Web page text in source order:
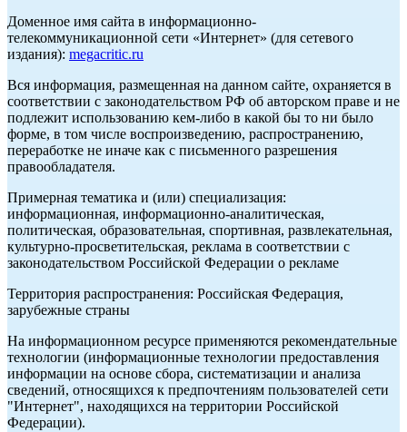
Доменное имя сайта в информационно-
телекоммуникационной сети «Интернет» (для сетевого
издания): megacritic.ru
Вся информация, размещенная на данном сайте, охраняется в
соответствии с законодательством РФ об авторском праве и не
подлежит использованию кем-либо в какой бы то ни было
форме, в том числе воспроизведению, распространению,
переработке не иначе как с письменного разрешения
правообладателя.
Примерная тематика и (или) специализация:
информационная, информационно-аналитическая,
политическая, образовательная, спортивная, развлекательная,
культурно-просветительская, реклама в соответствии с
законодательством Российской Федерации о рекламе
Территория распространения: Российская Федерация,
зарубежные страны
На информационном ресурсе применяются рекомендательные
технологии (информационные технологии предоставления
информации на основе сбора, систематизации и анализа
сведений, относящихся к предпочтениям пользователей сети
"Интернет", находящихся на территории Российской
Федерации).